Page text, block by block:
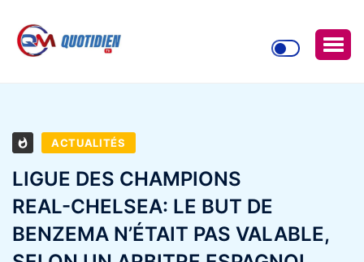
ACTUALITÉS
LIGUE DES CHAMPIONS
REAL-CHELSEA: LE BUT DE
BENZEMA N’ÉTAIT PAS VALABLE,